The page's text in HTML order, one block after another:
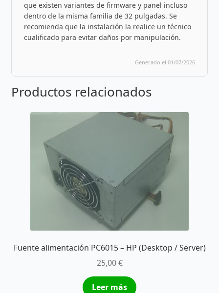
que existen variantes de firmware y panel incluso
dentro de la misma familia de 32 pulgadas. Se
recomienda que la instalación la realice un técnico
cualificado para evitar daños por manipulación.
Generado el 01/07/2026
Productos relacionados
Fuente alimentación PC6015 – HP (Desktop / Server)
25,00€
Leer más